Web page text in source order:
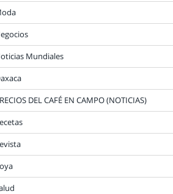
Mundiales
DEL CAFÉ EN CAMPO (NOTICIAS)